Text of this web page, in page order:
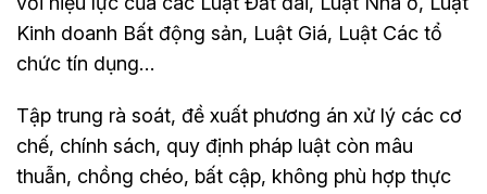
Kinh doanh Bất động sản, Luật Giá, Luật Các tổ
chức tín dụng…
Tập trung rà soát, đề xuất phương án xử lý các cơ
chế, chính sách, quy định pháp luật còn mâu
thuẫn, chồng chéo, bất cập, không phù hợp thực